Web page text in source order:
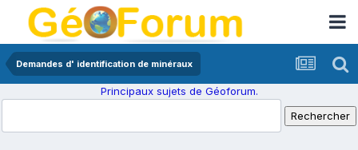
Demandes d' identification de minéraux
Principaux sujets de Géoforum.